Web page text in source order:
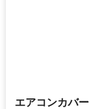
エアコンカバ